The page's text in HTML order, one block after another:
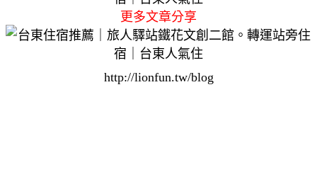
更多文章分享
http://lionfun.tw/blog